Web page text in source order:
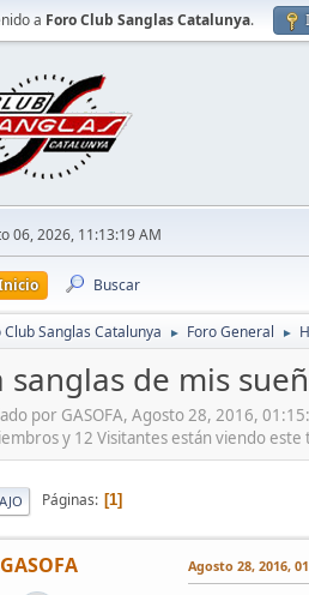
a Foro Club Sanglas Catalunya.
06, 2026, 11:13:19 AM
Buscar
Club Sanglas Catalunya ► Foro General ►
sanglas de mis
por GASOFA, Agosto 28, 2016,
y 12 Visitantes están viendo este
Páginas 1
GASOFA Agosto 28, 2016,